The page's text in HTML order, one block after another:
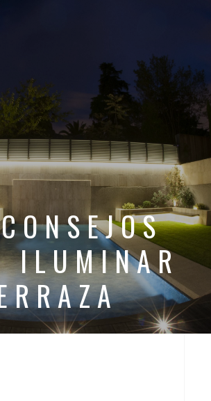
ILUMINAR